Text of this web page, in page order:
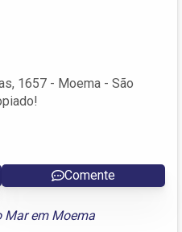
1657 - Moema - São
Comente
Mar em Moema